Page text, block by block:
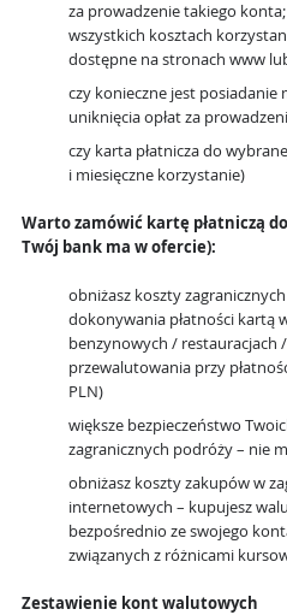
za prowadzenie takiego
wszystkich kosztach
dostępne na stronach www
czy konieczne jest posiadanie
uniknięcia opłat za
czy karta płatnicza do
i miesięczne korzystanie)
Warto zamówić kartę płatniczą
Twój bank ma w ofercie):
obniżasz koszty
dokonywania płatności kartą
benzynowych / restauracjach
przewalutowania przy
PLN)
większe bezpieczeństwo
zagranicznych podróży – nie
obniżasz koszty zakupów w
internetowych – kupujesz
bezpośrednio ze swojego
związanych z różnicami
Zestawienie kont walutowych